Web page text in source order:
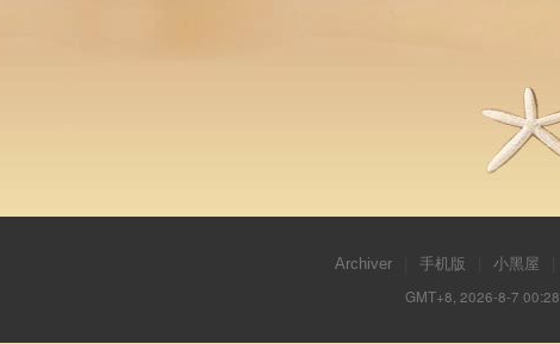
Archiver 手机版 小黑屋
GMT+8, 2026-8-7 00:28